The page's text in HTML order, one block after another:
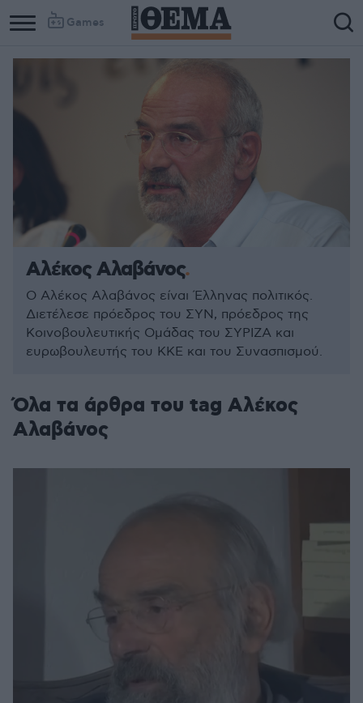
Games
Αλέκος Αλαβάνος
Ο Αλέκος Αλαβάνος είναι Έλληνας πολιτικός.
Διετέλεσε πρόεδρος του ΣΥΝ, πρόεδρος της
Κοινοβουλευτικής Ομάδας του ΣΥΡΙΖΑ και
ευρωβουλευτής του ΚΚΕ και του Συνασπισμού.
Όλα τα άρθρα του tag Αλέκος
Αλαβάνος